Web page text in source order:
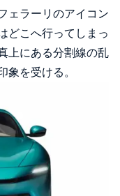
ェラーリのアイコン
どこへ行ってしまっ
上にある分割線の乱
象を受ける。